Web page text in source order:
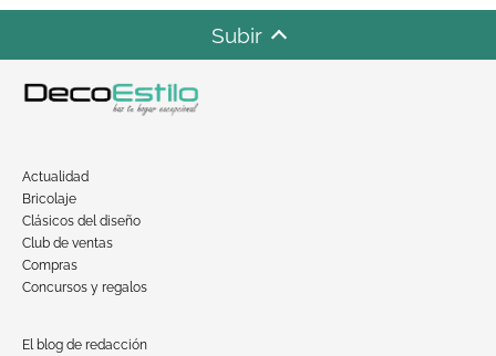
Subir
Actualidad
Bricolaje
Clásicos del diseño
Club de ventas
Compras
Concursos y regalos
El blog de redacción